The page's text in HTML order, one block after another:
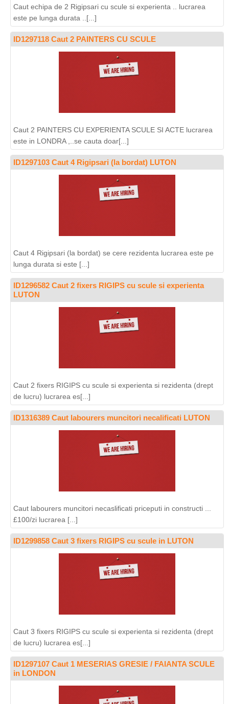
Caut echipa de 2 Rigipsari cu scule si experienta .. lucrarea
este pe lunga durata ..[...]
ID1297118 Caut 2 PAINTERS CU SCULE
Caut 2 PAINTERS CU EXPERIENTA SCULE SI ACTE lucrarea
este in LONDRA ,..se cauta doar[...]
ID1297103 Caut 4 Rigipsari (la bordat) LUTON
Caut 4 Rigipsari (la bordat) se cere rezidenta lucrarea este pe
lunga durata si este [...]
ID1296582 Caut 2 fixers RIGIPS cu scule si experienta
LUTON
Caut 2 fixers RIGIPS cu scule si experienta si rezidenta (drept
de lucru) lucrarea es[...]
ID1316389 Caut labourers muncitori necalificati LUTON
Caut labourers muncitori necaslificati priceputi in constructi ...
£100/zi lucrarea [...]
ID1299858 Caut 3 fixers RIGIPS cu scule in LUTON
Caut 3 fixers RIGIPS cu scule si experienta si rezidenta (drept
de lucru) lucrarea es[...]
ID1297107 Caut 1 MESERIAS GRESIE / FAIANTA SCULE
in LONDON